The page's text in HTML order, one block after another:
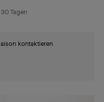
Tagen
kontaktieren